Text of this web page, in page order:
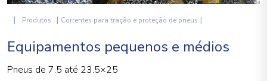
| Produtos | Correntes para tração e proteção de pneus |
Equipamentos pequenos e médios
Pneus de 7.5 até 23.5×25